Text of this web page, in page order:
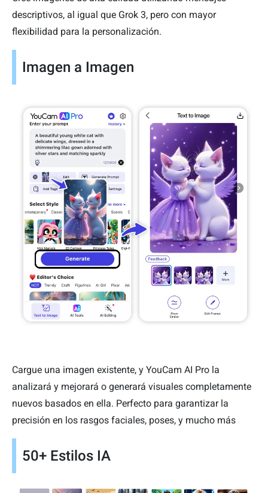
descriptivos, al igual que Grok 3, pero con mayor
flexibilidad para la personalización.
Imagen a Imagen
Cargue una imagen existente, y YouCam AI Pro la
analizará y mejorará o generará visuales completamente
nuevos basados en ella. Perfecto para garantizar la
precisión en los rasgos faciales, poses, y mucho más
50+ Estilos IA